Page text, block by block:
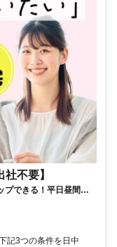
不要】
できる！平日昼間３h
記3つの条件を日中